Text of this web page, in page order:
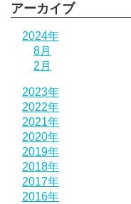
アーカイブ
2024年
8月
2月
2023年
2022年
2021年
2020年
2019年
2018年
2017年
2016年